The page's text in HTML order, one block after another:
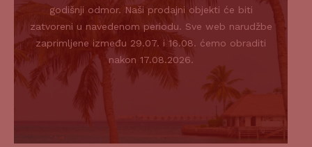
godišnji odmor. Naši prodajni objekti će biti
zatvoreni u navedenom periodu. Sve web narudžbe
zaprimljene između 29.07. i 16.08. ćemo obraditi
nakon 17.08.2026.